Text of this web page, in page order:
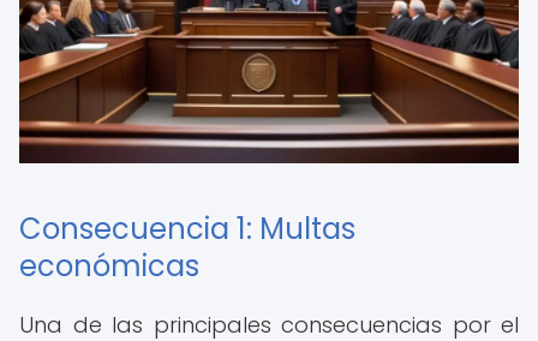
Consecuencia 1: Multas
económicas
Una de las principales consecuencias por el